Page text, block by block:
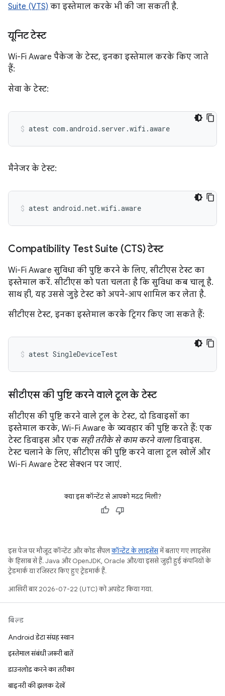
Suite (VTS) का इस्तेमाल करके भी की जा सकती है.
यूनिट टेस्ट
Wi-Fi Aware पैकेज के टेस्ट, इनका इस्तेमाल करके किए जाते
हैं:
सेवा के टेस्ट:
atest com.android.server.wifi.aware
मैनेजर के टेस्ट:
atest android.net.wifi.aware
Compatibility Test Suite (CTS) टेस्ट
Wi-Fi Aware सुविधा की पुष्टि करने के लिए, सीटीएस टेस्ट का
इस्तेमाल करें. सीटीएस को पता चलता है कि सुविधा कब चालू है.
साथ ही, यह उससे जुड़े टेस्ट को अपने-आप शामिल कर लेता है.
सीटीएस टेस्ट, इनका इस्तेमाल करके ट्रिगर किए जा सकते हैं:
atest SingleDeviceTest
सीटीएस की पुष्टि करने वाले टूल के टेस्ट
सीटीएस की पुष्टि करने वाले टूल के टेस्ट, दो डिवाइसों का
इस्तेमाल करके, Wi-Fi Aware के व्यवहार की पुष्टि करते हैं: एक
टेस्ट डिवाइस और एक सही तरीके से काम करने वालाडिवाइस.
टेस्ट चलाने के लिए, सीटीएस की पुष्टि करने वाला टूल खोलें और
Wi-Fi Aware टेस्ट सेक्शन पर जाएं.
क्या इस कॉन्टेंट से आपको मदद मिली?
इस पेज पर मौजूद कॉन्टेंट और कोड सैंपलकॉन्टेंट के लाइसेंसमें बताए गए लाइसेंस
के हिसाब से हैं. Java और OpenJDK, Oracle और/या इससे जुड़ी हुई कंपनियों के
ट्रेडमार्क या रजिस्टर किए हुए ट्रेडमार्क हैं.
आखिरी बार 2026-07-22 (UTC) को अपडेट किया गया.
बिल्ड
Android डेटा संग्रह स्थान
इस्तेमाल संबंधी ज़रूरी बातें
डाउनलोड करने का तरीका
बाइनरी की झलक देखें